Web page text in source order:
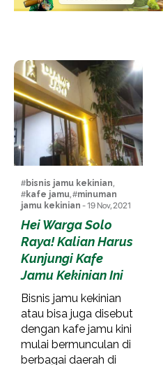
#bisnis jamu kekinian,
#kafe jamu, #minuman
jamu kekinian - 19 Nov, 2021
Hei Warga Solo
Raya! Kalian Harus
Kunjungi Kafe
Jamu Kekinian Ini
Bisnis jamu kekinian
atau bisa juga disebut
dengan kafe jamu kini
mulai bermunculan di
berbagai daerah di